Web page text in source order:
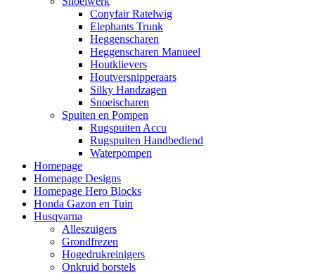
Conyfair Ratelwig
Elephants Trunk
Heggenscharen
Heggenscharen Manueel
Houtklievers
Houtversnipperaars
Silky Handzagen
Snoeischaren
Spuiten en Pompen
Rugspuiten Accu
Rugspuiten Handbediend
Waterpompen
Homepage
Homepage Designs
Homepage Hero Blocks
Honda Gazon en Tuin
Husqvarna
Alleszuigers
Grondfrezen
Hogedrukreinigers
Onkruid borstels